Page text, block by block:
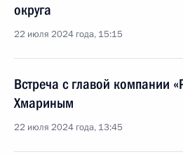
округа
22 июля 2024 года, 15:15
Встреча с главой компании
Хмариным
22 июля 2024 года, 13:45